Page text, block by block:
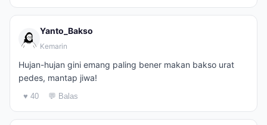
Yanto_Bakso
Kemarin
Hujan-hujan gini emang paling bener makan bakso urat
pedes, mantap jiwa!
♥ 40 💬 Balas